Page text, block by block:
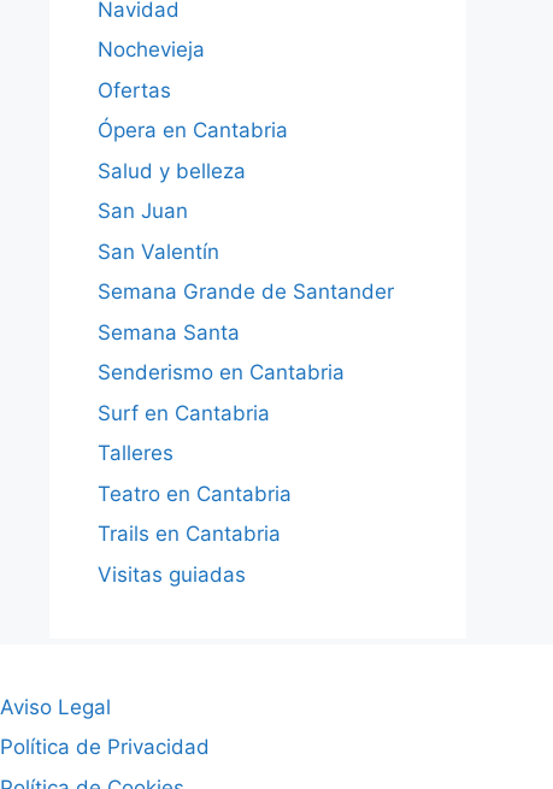
Navidad
Nochevieja
Ofertas
Ópera en Cantabria
Salud y belleza
San Juan
San Valentín
Semana Grande de Santander
Semana Santa
Senderismo en Cantabria
Surf en Cantabria
Talleres
Teatro en Cantabria
Trails en Cantabria
Visitas guiadas
Aviso Legal
Política de Privacidad